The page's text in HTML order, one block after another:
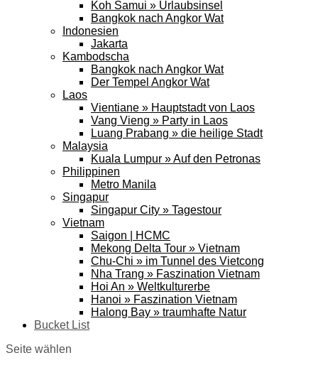
Koh Samui » Urlaubsinsel
Bangkok nach Angkor Wat
Indonesien
Jakarta
Kambodscha
Bangkok nach Angkor Wat
Der Tempel Angkor Wat
Laos
Vientiane » Hauptstadt von Laos
Vang Vieng » Party in Laos
Luang Prabang » die heilige Stadt
Malaysia
Kuala Lumpur » Auf den Petronas
Philippinen
Metro Manila
Singapur
Singapur City » Tagestour
Vietnam
Saigon | HCMC
Mekong Delta Tour » Vietnam
Chu-Chi » im Tunnel des Vietcong
Nha Trang » Faszination Vietnam
Hoi An » Weltkulturerbe
Hanoi » Faszination Vietnam
Halong Bay » traumhafte Natur
Bucket List
Seite wählen